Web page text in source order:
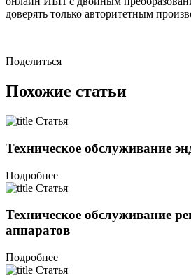
доверять только авторитетным
Поделиться
Похожие статьи
Статья
Техническое обслуживание
Подробнее
Статья
Техническое обслуживание
аппаратов
Подробнее
Статья